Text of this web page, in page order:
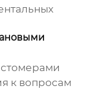
к вопросам